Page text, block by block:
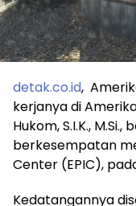
detak.co.id,
kerjanya di
Hukom, S.I.K.,
berkesempatan
Center (EPIC),
Kedatangannya